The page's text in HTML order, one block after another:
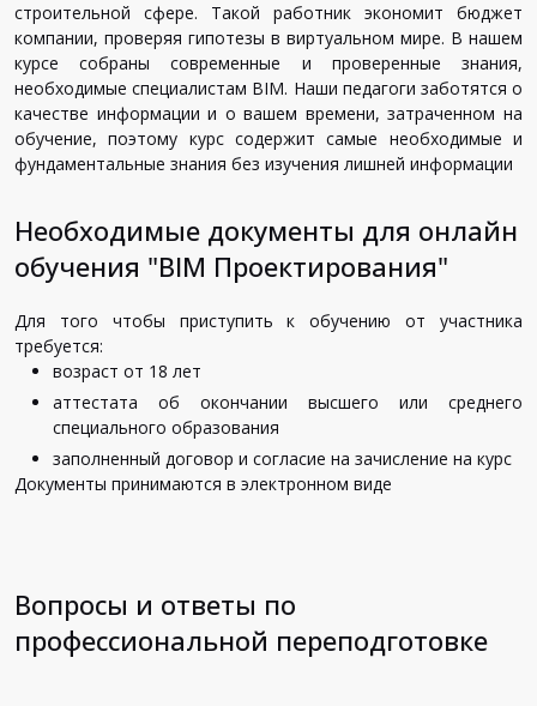
строительной сфере. Такой работник экономит бюджет
компании, проверяя гипотезы в виртуальном мире. В нашем
курсе собраны современные и проверенные знания,
необходимые специалистам BIM. Наши педагоги заботятся о
качестве информации и о вашем времени, затраченном на
обучение, поэтому курс содержит самые необходимые и
фундаментальные знания без изучения лишней информации
Необходимые документы для онлайн
обучения "BIM Проектирования"
Для того чтобы приступить к обучению от участника
требуется:
возраст от 18 лет
аттестата об окончании высшего или среднего
специального образования
заполненный договор и согласие на зачисление на курс
Документы принимаются в электронном виде
Вопросы и ответы по
профессиональной переподготовке